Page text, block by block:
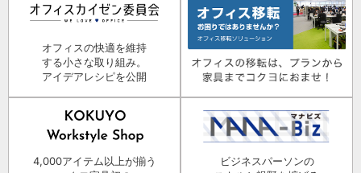
オフィスの快適を維持
する小さな取り組み。
アイデアレシピを公開
4,000アイテム以上が揃う
ビジネスパーソンの